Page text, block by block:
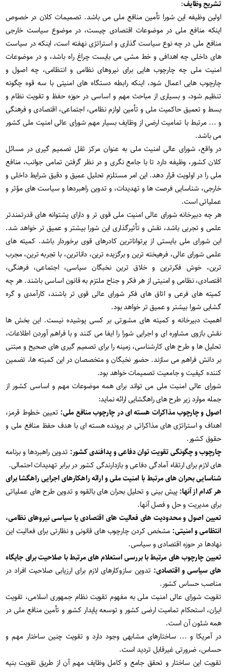
تشریح وظایف:
اولین وظیفه این شورا تأمین منافع ملی می باشد. تصمیمات کلان در خصوص
اینکه منافع ملی در موضوعات اقتصادی چیست، در موضوع سیاست خارجی
منافع ملی در چه نوع سیاست گذاری و استراتژی نهفته است، اینکه در سیاست
های داخلی چه اهدافی و خط مشی می بایست چراغ راه باشد، و در موضوعات
امنیت ملی چه چارچوب هایی برای نیروهای نظامی و انتظامی، چه اصول و
چارچوب هایی اعمال شود، اینکه رابطه دستگاه های امنیتی با سه قوه چگونه
تنظیم شود، و بسیاری از مباحث مهم و اساسی در حوزه حفظ و تقویت نظام و
بسط و تعمیق حاکمیت ملی و تأمین لوازم نظامی، اجتماعی، اقتصادی و فرهنگی
و ... مرتبط با تمامیت ارضی از وظایف بسیار مهم شورای عالی امنیت ملی کشور
می باشد.
در واقع، شورای عالی امنیت ملی به عنوان مرکز ثقل تصمیم گیری در مسائل
کلان کشور، وظیفه دارد تا با جامع نگری و در نظر گرفتن تمامی جوانب، منافع
ملی را در اولویت قرار دهد. این امر مستلزم تحلیل عمیق و دقیق شرایط داخلی و
خارجی، شناسایی فرصت ها و تهدیدات، و تدوین راهبردها و سیاست های مؤثر و
عملیاتی است.
هر چه دبیرخانه شورای عالی امنیت ملی قوی تر و دارای پشتوانه های قدرتمندتر
علمی و تجربی باشد، نقش و تأثیرگذاری این شورا بیشتر و عمیق تر خواهد شد.
این شورای ملی بایستی از پرتواناترین کادرهای قوی برخوردار باشد. کمیته های
علمی شورای عالی، فرهیخته ترین و برگزیده ترین، داناترین، با تجربه ترین، مجرب
ترین، خوش فکرترین و خلاق ترین نخبگان سیاسی، اجتماعی، فرهنگی،
اقتصادی، نظامی و امنیتی از هر فکر و جناح ملتزم به قانون اساسی باشند. هر چه
کمیته های فرعی و اتاق های فکر شورای عالی قوی تر باشند، کارآمدی و گره
گشایی شورا بیشتر و عمیق تر خواهد بود.
اهمیت دبیرخانه و کمیته های مشورتی بر کسی پوشیده نیست. این بخش ها
نقش بازوی مشاوره ای و اجرایی شورا را ایفا می کنند و با فراهم آوردن اطلاعات،
تحلیل ها و طرح های کارشناسی، زمینه را برای تصمیم گیری های صحیح و مبتنی
بر دانش فراهم می سازند. حضور نخبگان و متخصصان در این کمیته ها، تضمین
کننده کیفیت و جامعیت تصمیمات خواهد بود.
شورای عالی امنیت ملی می تواند برای همه موضوعات مهم و اساسی کشور از
جمله موارد زیر طرح های راهگشایی ارائه نماید:
اصول و چارچوب مذاکرات هسته ای در چارچوب منافع ملی: تعیین خطوط قرمز،
اهداف و استراتژی های مذاکراتی در پرونده هسته ای با هدف حفظ منافع ملی و
حقوق کشور.
چارچوب و چگونگی تقویت توان دفاعی و پدافندی کشور: تدوین راهبردها و برنامه
های لازم برای ارتقاء آمادگی دفاعی و بازدارندگی کشور در برابر تهدیدات احتمالی.
شناسایی بحران های مرتبط با امنیت ملی و ارائه راهکارهای اجرایی راهگشا برای
هر کدام از آنها: پیش بینی و تحلیل بحران های بالقوه و تدوین طرح های عملیاتی
برای مدیریت و حل و فصل آنها.
تعیین اصول و محدودیت های فعالیت های اقتصادی یا سیاسی نیروهای نظامی،
انتظامی و امنیتی: مشخص کردن چارچوب های قانونی و نظارتی برای فعالیت این
نهادها در حوزه اقتصادی و سیاسی.
تعیین چارچوب های مرتبط با بررسی استعلام های مرتبط با صلاحیت برای جایگاه
های سیاسی و اقتصادی: تدوین سازوکارهای لازم برای ارزیابی صلاحیت افراد در
مناصب حساس کشور.
تقویت شورای عالی امنیت ملی به مفهوم تقویت نظام جمهوری اسلامی، تقویت
ایران، استحکام تمامیت ارضی کشور و توسعه پایدار کشور و تأمین منافع ملی در
همه شئون آن است.
در آمریکا و ... ساختارهای مشابهی وجود دارد و تقویت چنین ساختار مهم و
حساس، ضرورتی غیرقابل تردید است.
تقویت این ساختار و تحقق جامع و کامل وظایف مهم آن از طریق تقویت بنیه